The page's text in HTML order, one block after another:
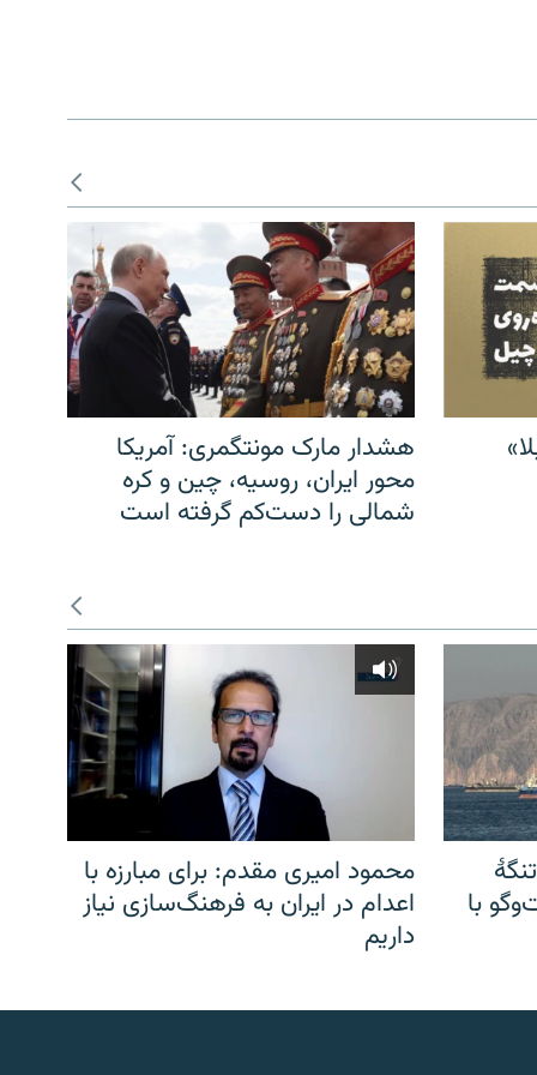
هشدار مارک مونتگمری: آمریکا
محور ایران، روسیه، چین و کره
شمالی را دست‌کم گرفته است
با
محمود امیری مقدم: برای مبارزه با
اعدام در ایران به فرهنگ‌سازی نیاز
داریم